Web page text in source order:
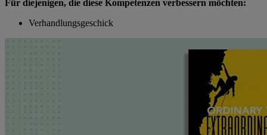
Für diejenigen, die diese Kompetenzen verbessern möchten:
Verhandlungsgeschick